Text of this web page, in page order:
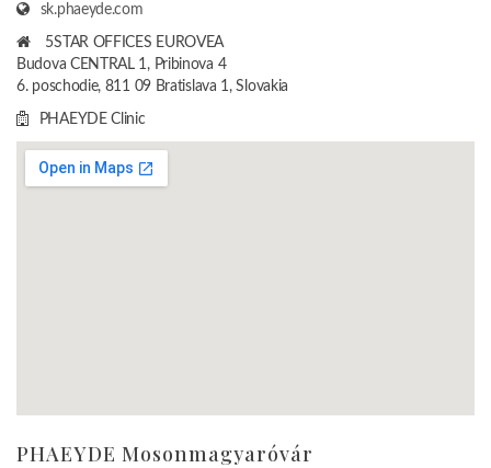
sk.phaeyde.com
5STAR OFFICES EUROVEA
Budova CENTRAL 1, Pribinova 4
6. poschodie, 811 09 Bratislava 1, Slovakia
PHAEYDE Clinic
PHAEYDE Mosonmagyaróvár